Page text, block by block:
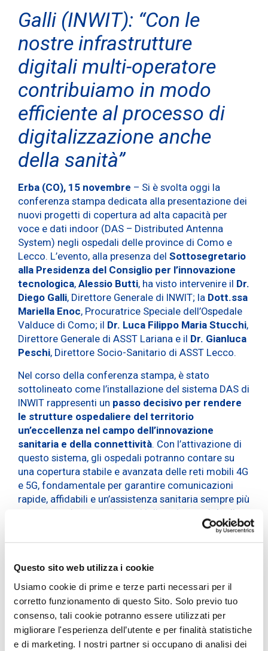
Questo sito web utilizza i cookie
Usiamo cookie di prime e terze parti necessari per il
corretto funzionamento di questo Sito. Solo previo tuo
consenso, tali cookie potranno essere utilizzati per
migliorare l'esperienza dell’utente e per finalità statistiche
e di marketing. I nostri partner si occupano di analisi dei
Galli (INWIT): “Con le
nostre infrastrutture
digitali multi-operatore
contribuiamo in modo
efficiente al processo di
digitalizzazione anche
della sanità”
Erba (CO), 15 novembre – Si è svolta oggi la
conferenza stampa dedicata alla presentazione dei
nuovi progetti di copertura ad alta capacità per
voce e dati indoor (DAS – Distributed Antenna
System) negli ospedali delle province di Como e
Lecco. L’evento, alla presenza del Sottosegretario
alla Presidenza del Consiglio per l’innovazione
tecnologica, Alessio Butti, ha visto intervenire il Dr.
Diego Galli, Direttore Generale di INWIT; la Dott.ssa
Mariella Enoc, Procuratrice Speciale dell’Ospedale
Valduce di Como; il Dr. Luca Filippo Maria Stucchi,
Direttore Generale di ASST Lariana e il Dr. Gianluca
Peschi, Direttore Socio-Sanitario di ASST Lecco.
Nel corso della conferenza stampa, è stato
sottolineato come l’installazione del sistema DAS di
INWIT rappresenti un passo decisivo per rendere
le strutture ospedaliere del territorio
un’eccellenza nel campo dell’innovazione
sanitaria e della connettività. Con l’attivazione di
questo sistema, gli ospedali potranno contare su
una copertura stabile e avanzata delle reti mobili 4G
e 5G, fondamentale per garantire comunicazioni
rapide, affidabili e un’assistenza sanitaria sempre più
connessa e integrata in tutti i diversi reparti degli
ospedali, anche in vista dell’implementazione del
fascicolo sanitario elettronico.
“ Con il DAS rendiamo il territorio di Como-Lecco un
punto di riferimento per l’innovazione e la connettività
in sanità,” ha dichiarato ilSottosegretario Alessio
Butti. “Ora gliospedali delle due provincie hanno a
disposizione infrastrutture all’avanguardia, per
facilitare l’uso delle reti mobili avanzate, migliorare
l’assistenza sanitaria e promuovere l’innovazione nel